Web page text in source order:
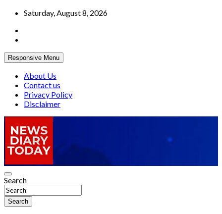
Skip
content
Saturday, August 8, 2026
Responsive Menu
About Us
Contact us
Privacy Policy
Disclaimer
News Diary Today
Truth be told
Search
Search